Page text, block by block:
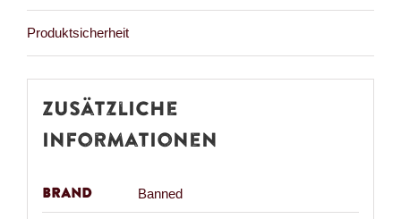
Produktsicherheit
Zusätzliche
Informationen
Brand Banned